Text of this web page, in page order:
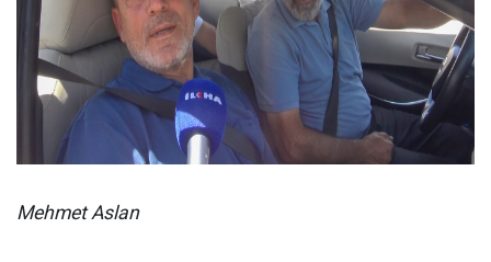
Mehmet Aslan